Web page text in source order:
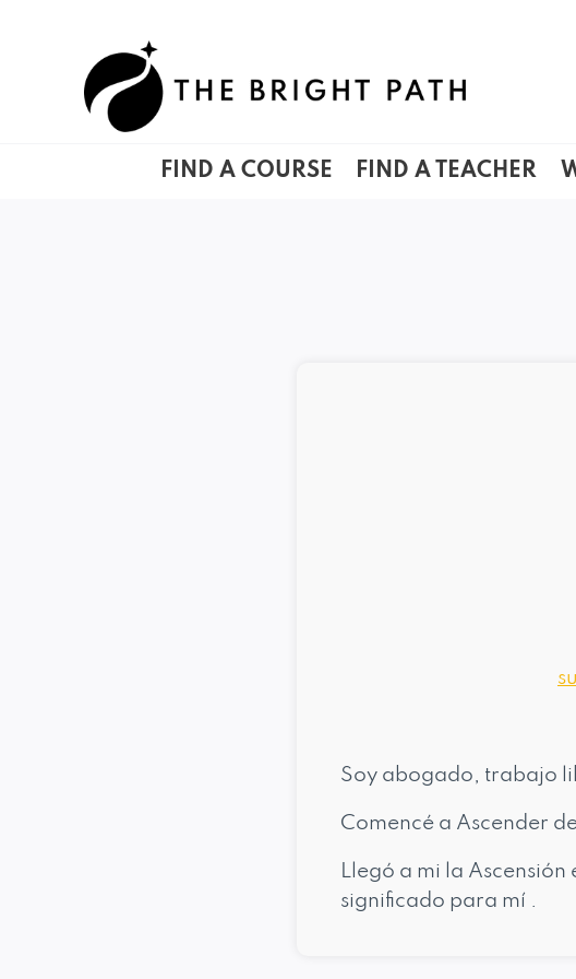
FIND A COURSE FIND A TEACHER
Soy abogado, trabajo
Comencé a Ascender
Llegó a mi la
significado para mí .